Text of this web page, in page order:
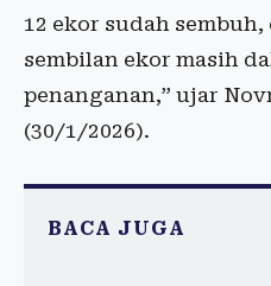
12 ekor sudah
sembilan ekor masih
penanganan,” ujar
(30/1/2026).
BACA JUGA